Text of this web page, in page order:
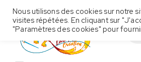
Nous utilisons des cookies sur notre
visites répétées. En cliquant sur
"Paramètres des cookies" pour